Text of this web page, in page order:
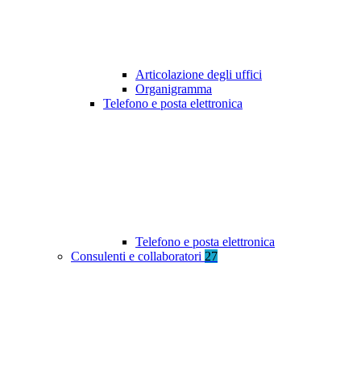
Articolazione degli uffici
Organigramma
Telefono e posta elettronica
Telefono e posta elettronica
Consulenti e collaboratori 27